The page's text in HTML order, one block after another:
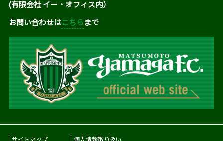
(有限会社 イー・オフィス内）
お問い合わせはこちら まで
サイトマップ 個人情報取り扱い